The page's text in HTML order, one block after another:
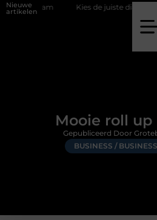
Nieuwe
artikelen Kies de juiste diamantboor voor
Mooie roll up
BUSINESS /
Gepubliceerd Door